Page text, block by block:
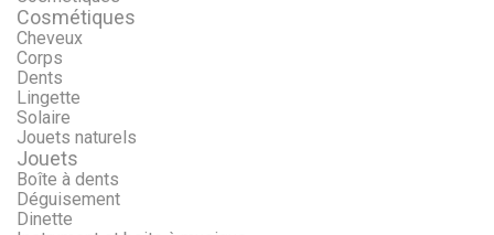
Cosmétiques
Cheveux
Corps
Dents
Lingette
Solaire
Jouets naturels
Jouets
Boîte à dents
Déguisement
Dinette